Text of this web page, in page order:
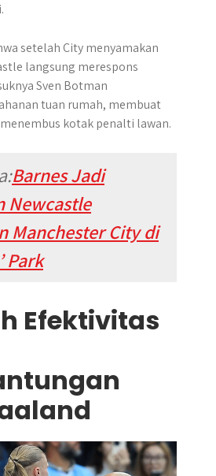
setelah City menyamakan
langsung merespons
Sven Botman
tuan rumah, membuat
kotak penalti lawan.
Barnes Jadi
Newcastle
Manchester City di
Park
Efektivitas